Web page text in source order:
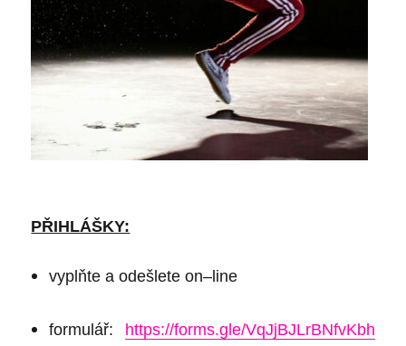
PŘIHLÁŠKY:
vyplňte a odešlete on– line
formulář: https://forms.gle/VqJjBJLrBNfvKbh